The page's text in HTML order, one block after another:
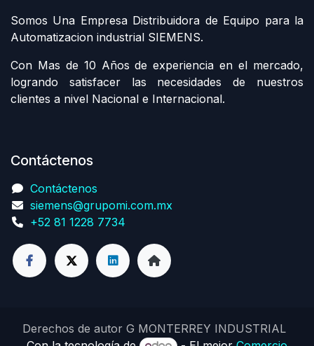
Somos Una Empresa Distribuidora de Equipo para la
Automatizacion industrial SIEMENS.
Con Mas de 10 Años de experiencia en el mercado,
logrando satisfacer las necesidades de nuestros
clientes a nivel Nacional e Internacional.
Contáctenos
Contáctenos
siemens@grupomi.com.mx
+52 81 1228 7734
Derechos de autor G MONTERREY INDUSTRIAL